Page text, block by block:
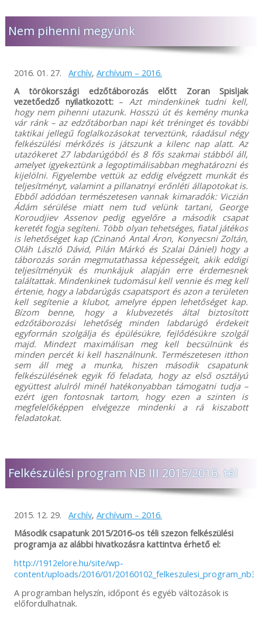
Nem pihenni megyünk
2016. 01. 27. Archív, Archívum – 2016.
A törökországi edzőtáborozás előtt Zoran Spisljak
vezetőedző nyilatkozott:– Azt mindenkinek tudni kell,
hogy nem pihenni utazunk. Hosszú út és kemény munka
vár ránk – az edzőtáborban napi két tréninget és további
taktikai jellegű foglalkozásokat terveztünk, ráadásul négy
felkészülési mérkőzés is játszunk a kilenc nap alatt. Az
utazókeret 27 labdarúgóból és 8 fős szakmai stábból áll,
amelyet igyekeztünk a legoptimálisabban meghatározni és
kijelölni. Figyelembe vettük az eddig elvégzett munkát és
teljesítményt, valamint a pillanatnyi erőnléti állapotokat is.
Ebből adódóan természetesen vannak kimaradók: Viczián
Ádám sérülése miatt nem tud velünk tartani, George
Koroudjiev Assenov pedig egyelőre a második csapat
keretét fogja segíteni. Több olyan tehetséges, fiatal játékos
is lehetőséget kap (Czinanó Antal Áron, Konyecsni Zoltán,
Oláh László Dávid, Pilán Márkó és Szalai Dániel) hogy a
táborozás során megmutathassa képességeit, akik eddigi
teljesítményük és munkájuk alapján erre érdemesnek
találtattak. Mindenkinek tudomásul kell vennie és meg kell
értenie, hogy a labdarúgás csapatsport és azon a területen
kell segítenie a klubot, amelyre éppen lehetőséget kap.
Bízom benne, hogy a klubvezetés által biztosított
edzőtáborozási lehetőség minden labdarúgó érdekeit
egyformán szolgálja és épülésükre, fejlődésükre szolgál
majd. Mindezt maximálisan meg kell becsülnünk és
minden percét ki kell használnunk. Természetesen itthon
sem áll meg a munka, hiszen második csapatunk
felkészülésének egyik fő feladata, hogy az első osztályú
együttest alulról minél hatékonyabban támogatni tudja –
ezért igen fontosnak tartom, hogy ezen a szinten is
megfelelőképpen elvégezze mindenki a rá kiszabott
feladatokat.
Felkészülési program NB III 2015/2016. tél
2015. 12. 29. Archív, Archívum – 2016.
Második csapatunk 2015/2016-os téli szezon felkészülési
programja az alábbi hivatkozásra kattintva érhető el:
http://1912elore.hu/site/wp-
content/uploads/2016/01/
A programban helyszín, időpont és egyéb változások is
előfordulhatnak.